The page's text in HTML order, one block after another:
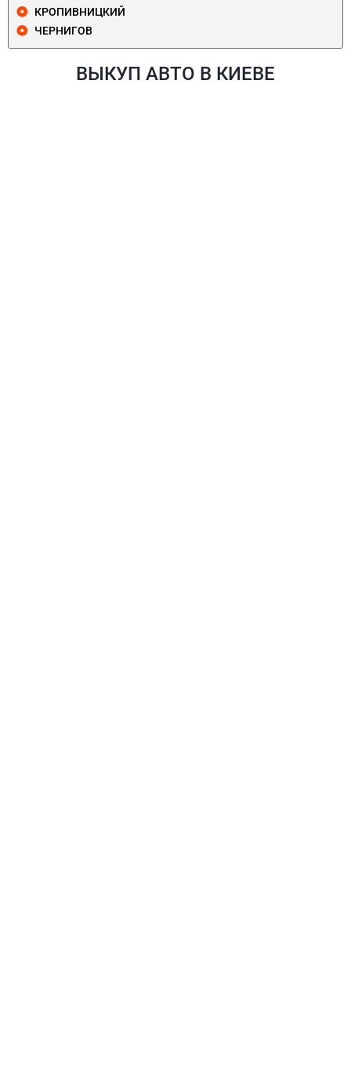
КРОПИВНИЦКИЙ
ЧЕРНИГОВ
ВЫКУП АВТО В КИЕВЕ